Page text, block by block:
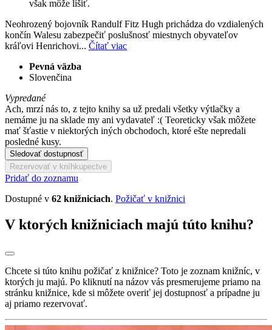
však môže líšiť.
Neohrozený bojovník Randulf Fitz Hugh prichádza do vzdialených
končín Walesu zabezpečiť poslušnosť miestnych obyvateľov
kráľovi Henrichovi... Čítať viac
Pevná väzba
Slovenčina
Vypredané
Ach, mrzí nás to, z tejto knihy sa už predali všetky výtlačky a
nemáme ju na sklade my ani vydavateľ :( Teoreticky však môžete
mať šťastie v niektorých iných obchodoch, ktoré ešte nepredali
posledné kusy.
Sledovať dostupnosť
Rezervovať v kníhkupectve
Pridať do zoznamu
Dostupné v 62 knižniciach. Požičať v knižnici
V ktorých knižniciach majú túto knihu?
Chcete si túto knihu požičať z knižnice? Toto je zoznam knižníc, v
ktorých ju majú. Po kliknutí na názov vás presmerujeme priamo na
stránku knižnice, kde si môžete overiť jej dostupnosť a prípadne ju
aj priamo rezervovať.